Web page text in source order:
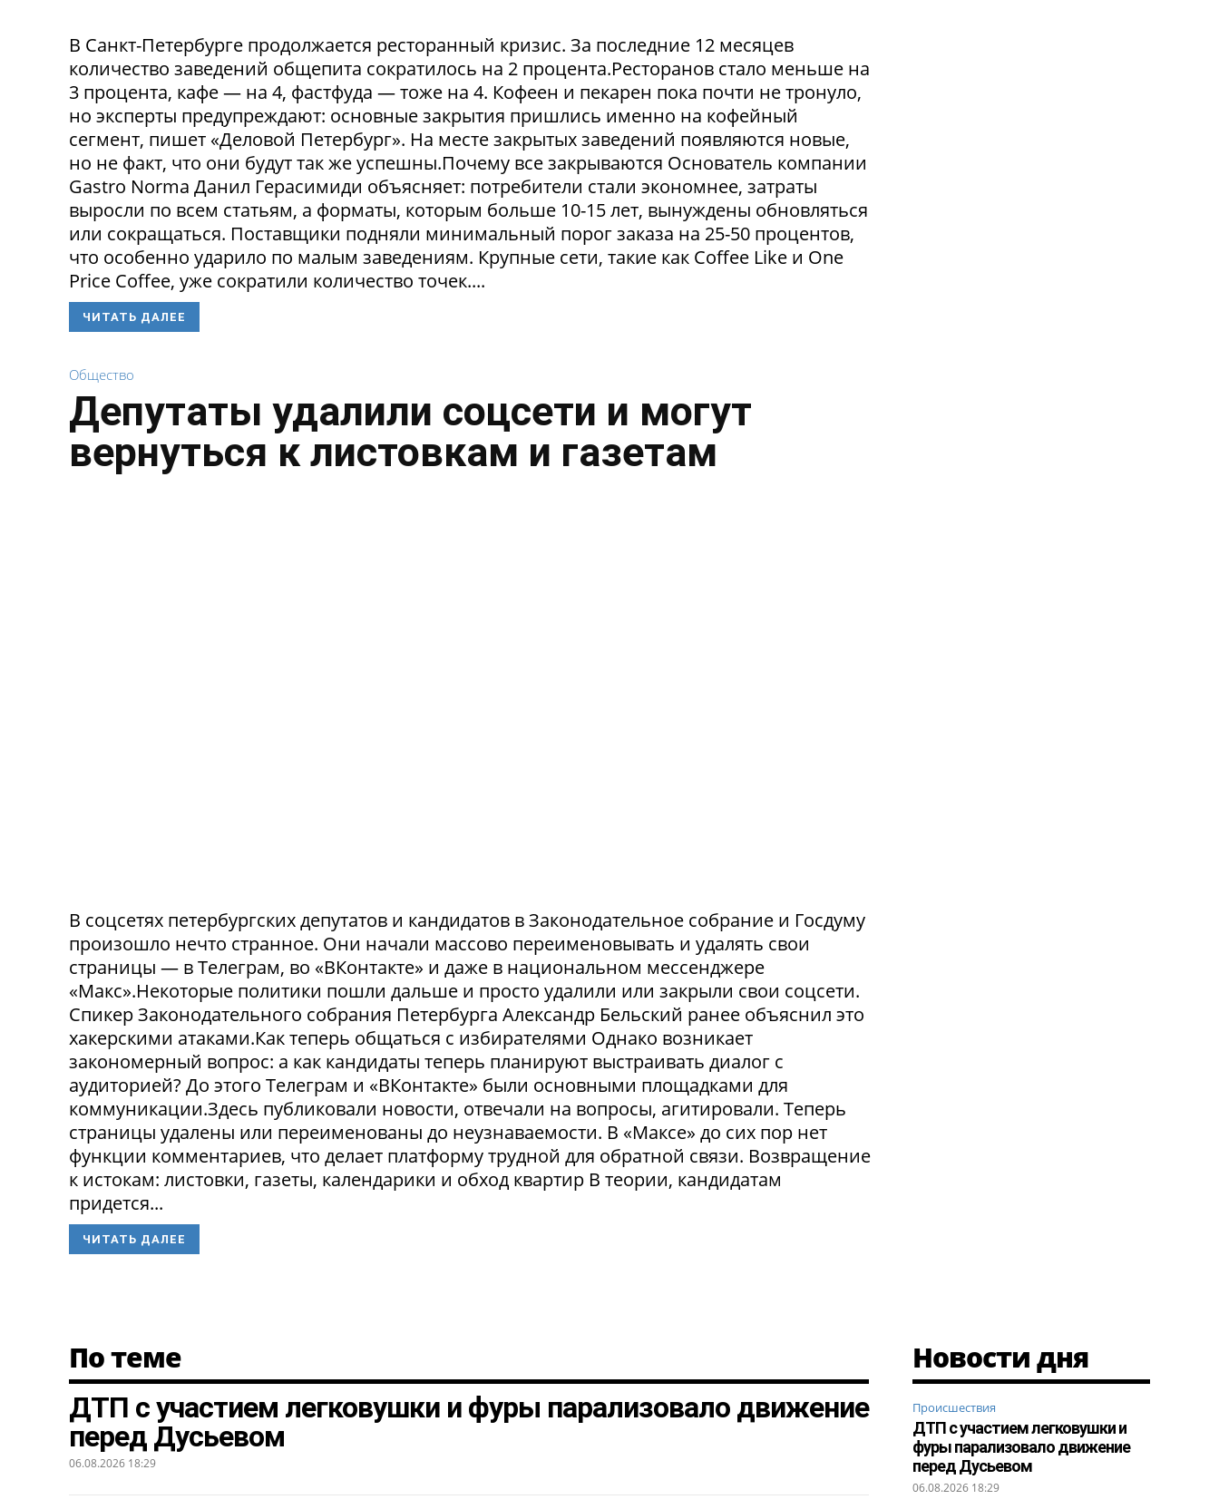
В Санкт-Петербурге продолжается ресторанный кризис. За последние 12 месяцев
количество заведений общепита сократилось на 2 процента.Ресторанов стало меньше на
3 процента, кафе — на 4, фастфуда — тоже на 4. Кофеен и пекарен пока почти не тронуло,
но эксперты предупреждают: основные закрытия пришлись именно на кофейный
сегмент, пишет «Деловой Петербург». На месте закрытых заведений появляются новые,
но не факт, что они будут так же успешны.Почему все закрываются Основатель компании
Gastro Norma Данил Герасимиди объясняет: потребители стали экономнее, затраты
выросли по всем статьям, а форматы, которым больше 10-15 лет, вынуждены обновляться
или сокращаться. Поставщики подняли минимальный порог заказа на 25-50 процентов,
что особенно ударило по малым заведениям. Крупные сети, такие как Coffee Like и One
Price Coffee, уже сократили количество точек....
ЧИТАТЬ ДАЛЕЕ
Общество
Депутаты удалили соцсети и могут
вернуться к листовкам и газетам
В соцсетях петербургских депутатов и кандидатов в Законодательное собрание и Госдуму
произошло нечто странное. Они начали массово переименовывать и удалять свои
страницы — в Телеграм, во «ВКонтакте» и даже в национальном мессенджере
«Макс».Некоторые политики пошли дальше и просто удалили или закрыли свои соцсети.
Спикер Законодательного собрания Петербурга Александр Бельский ранее объяснил это
хакерскими атаками.Как теперь общаться с избирателями Однако возникает
закономерный вопрос: а как кандидаты теперь планируют выстраивать диалог с
аудиторией? До этого Телеграм и «ВКонтакте» были основными площадками для
коммуникации.Здесь публиковали новости, отвечали на вопросы, агитировали. Теперь
страницы удалены или переименованы до неузнаваемости. В «Максе» до сих пор нет
функции комментариев, что делает платформу трудной для обратной связи. Возвращение
к истокам: листовки, газеты, календарики и обход квартир В теории, кандидатам
придется...
ЧИТАТЬ ДАЛЕЕ
Новости дня
Происшествия
ДТП с участием легковушки и
фуры парализовало движение
перед Дусьевом
06.08.2026 18:29
По теме
ДТП с участием легковушки и фуры парализовало движение
перед Дусьевом
06.08.2026 18:29